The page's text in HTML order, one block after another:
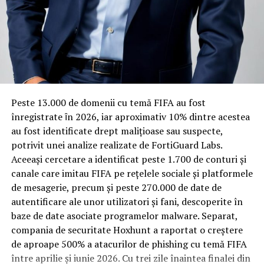
vechi, cu structuri care nu au fost proiectate inițial
pentru izolare fonică performantă.
Rotația rapidă a oaspeților cere
materiale rezistente
Spre diferență de o locuință obișnuită, o cameră de hotel
trece printr-un ciclu de utilizare intensă: oaspeți diferiți,
bagaje trase pe roți, curățenie zilnică, uneori mai multe
rezervări consecutive în aceeași săptămână. Această
frecvență ridicată de utilizare pune presiune reală pe
orice suprafață, iar pardoseala este printre primele
elemente afectate vizibil, mai ales în zona din jurul
patului și a ușii de acces.
În etapa de renovare sau construcție, administratorii
care iau în calcul mocheta trafic intens
pentru zonele
cu rotație mare reduc riscul de uzură prematură și de
Peste 13.000 de domenii cu temă FIFA au fost
înregistrate ȋn 2026, iar aproximativ 10% dintre acestea
au fost identificate drept malițioase sau suspecte,
potrivit unei analize realizate de FortiGuard Labs.
Aceeași cercetare a identificat peste 1.700 de conturi și
canale care imitau FIFA pe rețelele sociale și platformele
de mesagerie, precum și peste 270.000 de date de
autentificare ale unor utilizatori și fani, descoperite în
baze de date asociate programelor malware. Separat,
compania de securitate Hoxhunt a raportat o creștere
de aproape 500% a atacurilor de phishing cu temă FIFA
între aprilie și iunie 2026. Cu trei zile înaintea finalei din